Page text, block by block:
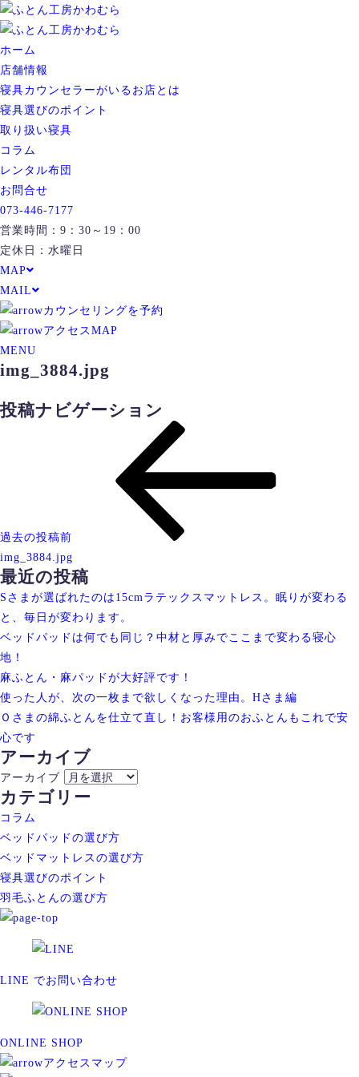
ホーム
店舗情報
寝具カウンセラーがいるお店とは
寝具選びのポイント
取り扱い寝具
コラム
レンタル布団
お問合せ
073-446-7177
営業時間：9：30～19：00
定休日：水曜日
MAP
MAIL
カウンセリングを予約
アクセスMAP
MENU
img_3884.jpg
投稿ナビゲーション
過去の投稿前
img_3884.jpg
最近の投稿
Sさまが選ばれたのは15cmラテックスマットレス。眠りが変わる
と、毎日が変わります。
ベッドパッドは何でも同じ？中材と厚みでここまで変わる寝心
地！
麻ふとん・麻パッドが大好評です！
使った人が、次の一枚まで欲しくなった理由。Hさま編
Ｏさまの綿ふとんを仕立て直し！お客様用のおふとんもこれで安
心です
アーカイブ
アーカイブ
カテゴリー
コラム
ベッドパッドの選び方
ベッドマットレスの選び方
寝具選びのポイント
羽毛ふとんの選び方
LINE でお問い合わせ
ONLINE SHOP
アクセスマップ